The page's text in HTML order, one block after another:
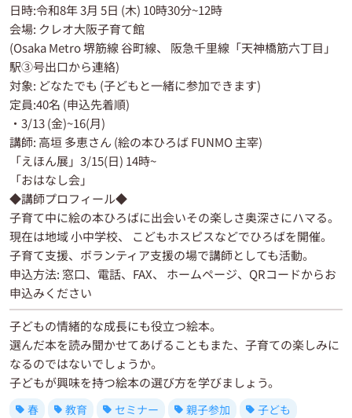
日時:令和8年 3月 5日 (木) 10時30分~12時
会場: クレオ大阪子育て館
(Osaka Metro 堺筋線 谷町線、 阪急千里線「天神橋筋六丁目」
駅③号出口から連絡)
対象: どなたでも (子どもと一緒に参加できます)
定員:40名 (申込先着順)
・3/13 (金)~16(月)
講師: 高垣 多恵さん (絵の本ひろば FUNMO 主宰)
「えほん展」3/15(日) 14時~
「おはなし会」
◆講師プロフィール◆
子育て中に絵の本ひろばに出会いその楽しさ奥深さにハマる。
現在は地域 小中学校、 こどもホスピスなどでひろばを開催。
子育て支援、ボランティア支援の場で講師としても活動。
申込方法: 窓口、電話、FAX、 ホームページ、QRコードからお
申込みください
子どもの情緒的な成長にも役立つ絵本。
選んだ本を読み聞かせてあげることもまた、子育ての楽しみに
なるのではないでしょうか。
子どもが興味を持つ絵本の選び方を学びましょう。
春 教育 セミナー 親子参加
子ども